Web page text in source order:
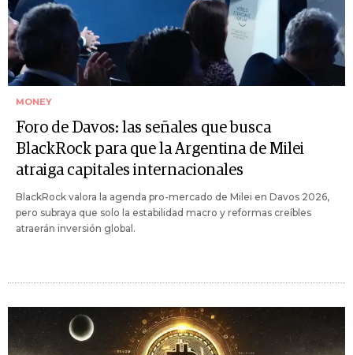
MONEY
Foro de Davos: las señales que busca
BlackRock para que la Argentina de Milei
atraiga capitales internacionales
BlackRock valora la agenda pro-mercado de Milei en Davos 2026,
pero subraya que solo la estabilidad macro y reformas creíbles
atraerán inversión global.